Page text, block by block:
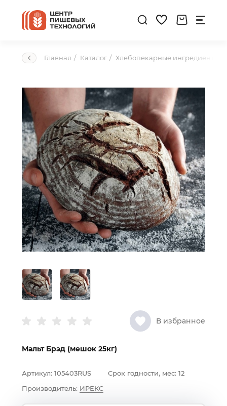
Главная Каталог Хлебопекарные ингредиенты
В избранное
Мальт Брэд (мешок 25кг)
Артикул: 105403RUS Срок годности, мес: 12
Производитель: ИРЕКС